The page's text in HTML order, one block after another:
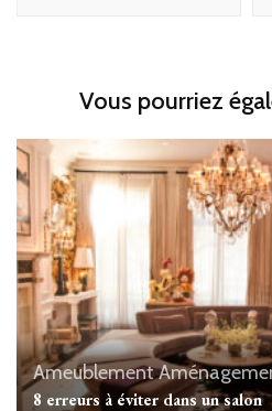
Vous pourriez
Ameublement
8 erreurs à éviter dans un salon